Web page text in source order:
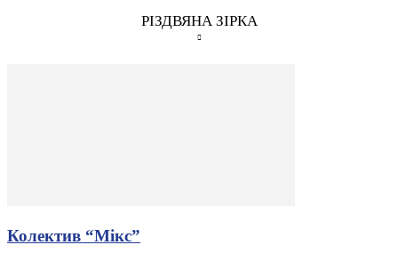
РІЗДВЯНА ЗІРКА
Колектив “Мікс”